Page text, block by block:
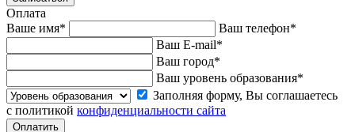
Оплата
Ваше имя* Ваш телефон*
Ваш E-mail*
Ваш город*
Ваш уровень образования*
Заполняя форму, Вы соглашаетесь
с политикой конфиденциальности сайта